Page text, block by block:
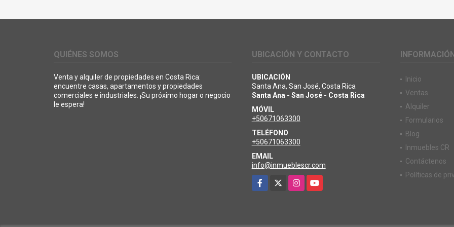
QUIÉNES SOMOS
Venta y alquiler de propiedades en Costa Rica:
encuentre casas, apartamentos y propiedades
comerciales e industriales. ¡Su próximo hogar o negocio
le espera!
UBICACIÓN Y CONTACTO
UBICACIÓN
Santa Ana, San José, Costa Rica
Santa Ana - San José - Costa Rica
MÓVIL
+50671063300
TELÉFONO
+50671063300
EMAIL
info@inmueblescr.com
Facebook
InstagramYouTube
Inicio
Ventas
Alquiler
Formularios
Blog
Inmuebles CR
Contáctenos
Políticas de